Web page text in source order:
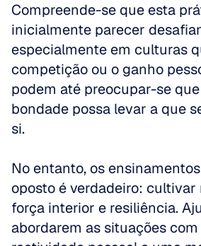
Compreende-se que esta
inicialmente parecer
especialmente em culturas
competição ou o ganho
podem até preocupar-se
bondade possa levar a que
si.
No entanto, os
oposto é verdadeiro:
força interior e resiliência.
abordarem as situações